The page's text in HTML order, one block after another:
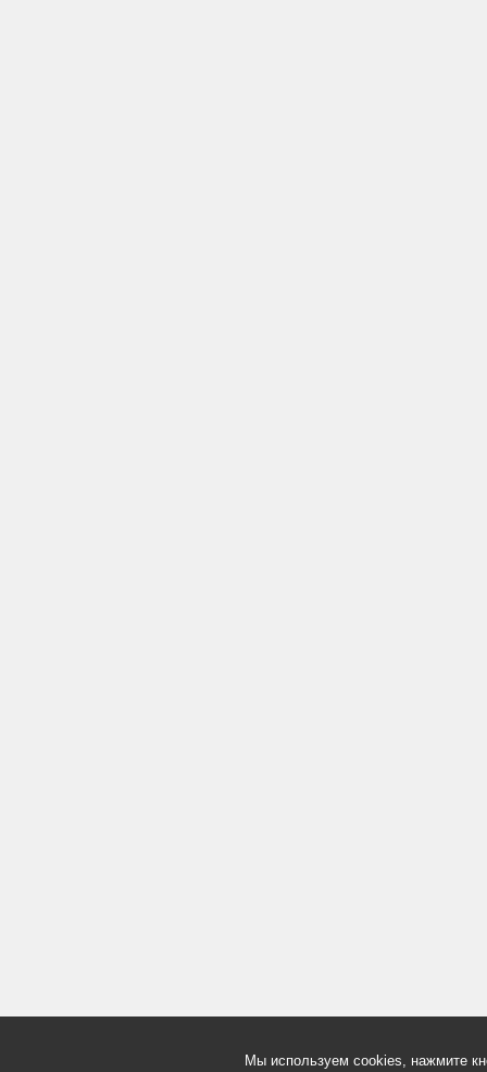
Мы используем cookies, нажмите